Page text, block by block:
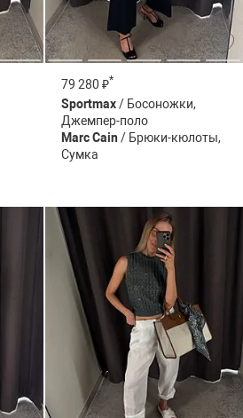
79 280 ₽*
Sportmax/ Босоножки,
Джемпер-поло
Marc Cain / Брюки-кюлоты,
Сумка